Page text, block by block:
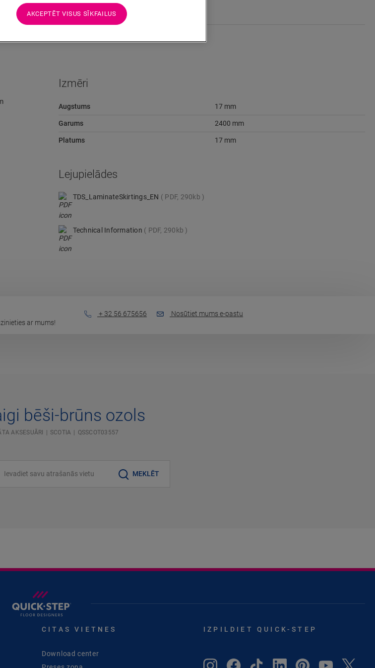
pāreja uz Lejupielādes
Izmēri
Augstums 17 mm
Garums 2400 mm
Platums 17 mm
Lejupielādes
TDS_LaminateSkirtings_EN PDF, 290kb
Technical Information PDF, 290kb
ar mums!
+ 32 56 675656 Nosūtiet mums e-pastu
bēši-brūns ozols
AKSESUĀRI SCOTIA QSSCOT03557
MEKLĒT
CITAS VIETNES
Download center
IZPILDIET QUICK-STEP
AKCEPTĒT VISUS SĪKFAILUS